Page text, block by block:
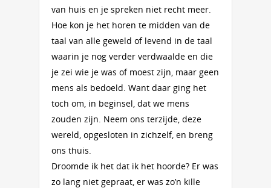
van huis en je spreken niet recht meer.
Hoe kon je het horen te midden van de
taal van alle geweld of levend in de taal
waarin je nog verder verdwaalde en die
je zei wie je was of moest zijn, maar geen
mens als bedoeld. Want daar ging het
toch om, in beginsel, dat we mens
zouden zijn. Neem ons terzijde, deze
wereld, opgesloten in zichzelf, en breng
ons thuis.
Droomde ik het dat ik het hoorde? Er was
zo lang niet gepraat, er was zo’n kille